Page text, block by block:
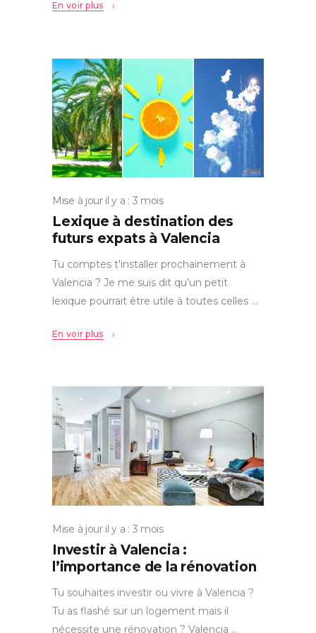
En voir plus
Mise à jour il y a : 3 mois
Lexique à destination des
futurs expats à Valencia
Tu comptes t'installer prochainement à
Valencia ? Je me suis dit qu’un petit
lexique pourrait être utile à toutes celles
En voir plus
Mise à jour il y a : 3 mois
Investir à Valencia :
l’importance de la rénovation
Tu souhaites investir ou vivre à Valencia ?
Tu as flashé sur un logement mais il
nécessite une rénovation ? Valencia